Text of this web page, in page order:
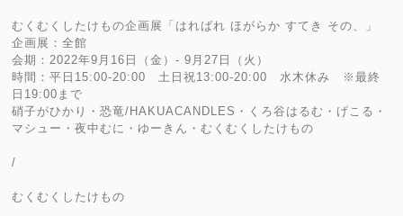
むくむくしたけもの企画展「はればれ ほがらか すてき その、」
企画展：全館
会期：2022年9月16日（金）- 9月27日（火）
時間：平日15:00-20:00 土日祝13:00-20:00 水木休み ※最終
日19:00まで
硝子がひかり・恐竜/HAKUACANDLES・くろ谷はるむ・げこる・
マシュー・夜中むに・ゆーきん・むくむくしたけもの
/
むくむくしたけもの